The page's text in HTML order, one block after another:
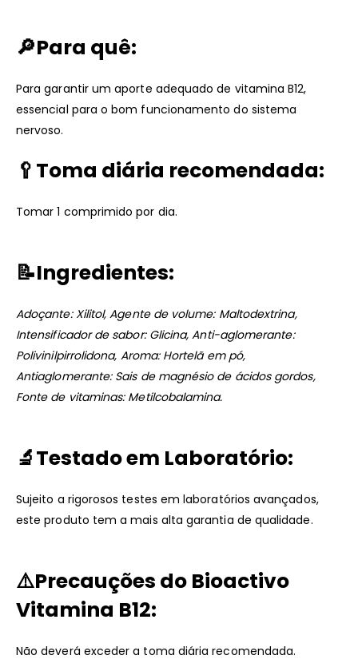
🔎Para quê:
Para garantir um aporte adequado de vitamina B12,
essencial para o bom funcionamento do sistema
nervoso.
🥄 Toma diária recomendada:
Tomar 1 comprimido por dia.
📝Ingredientes:
Adoçante: Xilitol, Agente de volume: Maltodextrina,
Intensificador de sabor: Glicina, Anti-aglomerante:
Polivinilpirrolidona, Aroma: Hortelã em pó,
Antiaglomerante: Sais de magnésio de ácidos gordos,
Fonte de vitaminas: Metilcobalamina.
🔬Testado em Laboratório:
Sujeito a rigorosos testes em laboratórios avançados,
este produto tem a mais alta garantia de qualidade.
⚠️Precauções do Bioactivo
Vitamina B12:
Não deverá exceder a toma diária recomendada.